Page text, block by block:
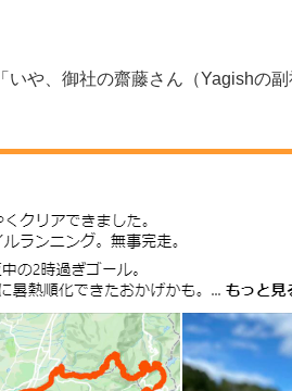
「いや、御社の齋藤さん（Yagishの